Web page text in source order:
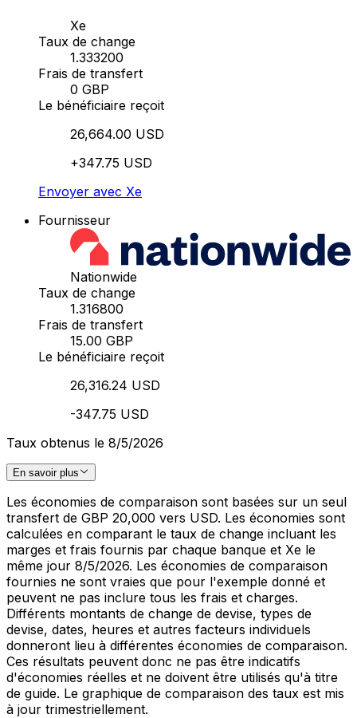
Xe
Taux de change
1.333200
Frais de transfert
0 GBP
Le bénéficiaire reçoit
26,664.00 USD
+347.75 USD
Envoyer avec Xe
Fournisseur
Nationwide
Taux de change
1.316800
Frais de transfert
15.00 GBP
Le bénéficiaire reçoit
26,316.24 USD
-347.75 USD
Taux obtenus le 8/5/2026
En savoir plus
Les économies de comparaison sont basées sur un seul
transfert de GBP 20,000 vers USD. Les économies sont
calculées en comparant le taux de change incluant les
marges et frais fournis par chaque banque et Xe le
même jour 8/5/2026. Les économies de comparaison
fournies ne sont vraies que pour l'exemple donné et
peuvent ne pas inclure tous les frais et charges.
Différents montants de change de devise, types de
devise, dates, heures et autres facteurs individuels
donneront lieu à différentes économies de comparaison.
Ces résultats peuvent donc ne pas être indicatifs
d'économies réelles et ne doivent être utilisés qu'à titre
de guide. Le graphique de comparaison des taux est mis
à jour trimestriellement.